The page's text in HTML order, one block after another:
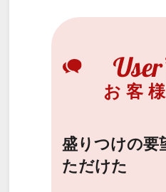
お客
盛りつけの要
ただけた